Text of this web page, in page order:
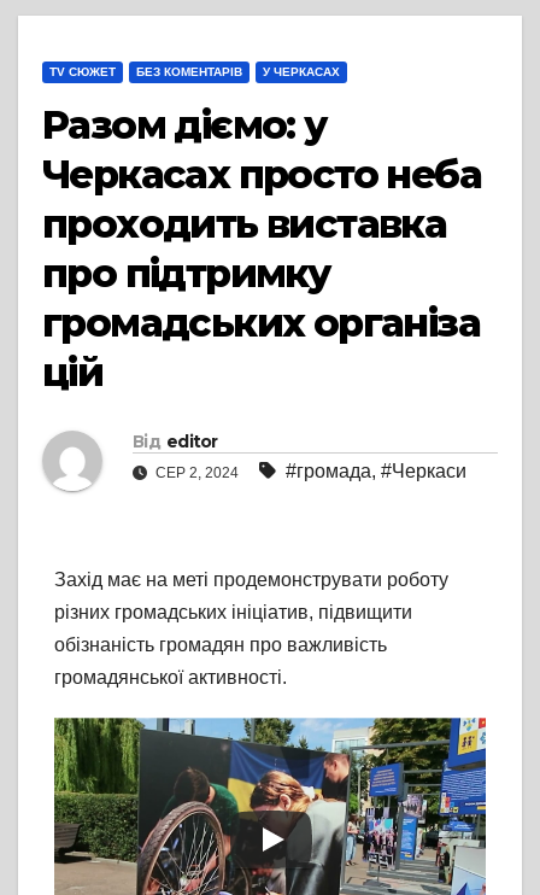
TV СЮЖЕТ БЕЗ КОМЕНТАРІВ У ЧЕРКАСАХ
Разом діємо: у
Черкасах просто неба
проходить виставка
про підтримку
громадських організа
цій
Від editor
СЕР 2, 2024 #громада, #Черкаси
Захід має на меті продемонструвати роботу
різних громадських ініціатив, підвищити
обізнаність громадян про важливість
громадянської активності.